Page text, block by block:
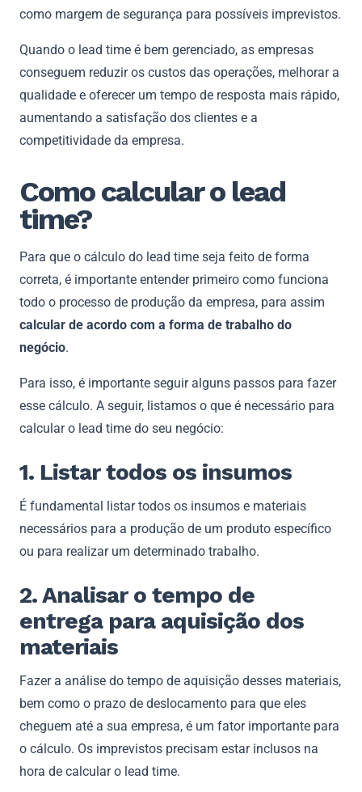
como margem de segurança para possíveis imprevistos.
Quando o lead time é bem gerenciado, as empresas
conseguem reduzir os custos das operações, melhorar a
qualidade e oferecer um tempo de resposta mais rápido,
aumentando a satisfação dos clientes e a
competitividade da empresa.
Como calcular o lead
time?
Para que o cálculo do lead time seja feito de forma
correta, é importante entender primeiro como funciona
todo o processo de produção da empresa, para assim
calcular de acordo com a forma de trabalho do
negócio.
Para isso, é importante seguir alguns passos para fazer
esse cálculo. A seguir, listamos o que é necessário para
calcular o lead time do seu negócio:
1. Listar todos os insumos
É fundamental listar todos os insumos e materiais
necessários para a produção de um produto específico
ou para realizar um determinado trabalho.
2. Analisar o tempo de
entrega para aquisição dos
materiais
Fazer a análise do tempo de aquisição desses materiais,
bem como o prazo de deslocamento para que eles
cheguem até a sua empresa, é um fator importante para
o cálculo. Os imprevistos precisam estar inclusos na
hora de calcular o lead time.